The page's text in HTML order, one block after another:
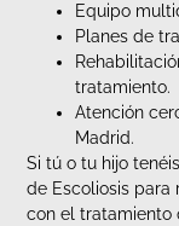
Equipo
Planes de
tratamiento.
Atención
Madrid.
Si tú o tu hijo
de Escoliosis para
con el tratamiento